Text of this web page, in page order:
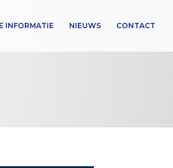
INFORMATIE NIEUWS CONTACT